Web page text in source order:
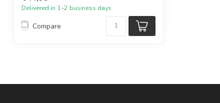
Delivered in 1–2 business days
Compare